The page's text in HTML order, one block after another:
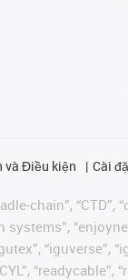
và Điều kiện Cài
chain”, “CTD”,
“iguverse”,
“readycable”,